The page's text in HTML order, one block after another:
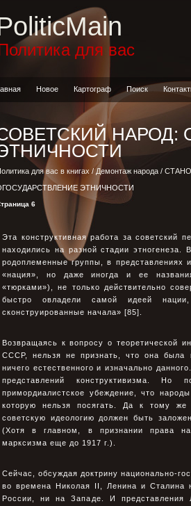
для вас
Новое Картограф Поиск
НАРОД:
для вас в книгах /Демонтаж народа /
ЭТНИЧНОСТИ
6
Эта конструктивная работа за
находились на разной стадии
родоплеменные группы, в представлениях
«нация», но даже иногда и ее
«тюрками»), не только действительно
быстро овладели самой идеей
сконструированные начала» [85].
Возвращаясь к вопросу о теоретической
СССР, нельзя не признать, что она была
ничего естественного и изначально
представлений конструктивизма. Но
примордиалистское убеждение, что
которую нельзя посягать. Да к тому
советскую идеологию должен быть
(Хотя в главном, в признании права
марксизма еще до 1917 г.).
Сейчас, обсуждая доктрину национально-
во времена Николая II, Ленина и Сталина
России, ни на Западе. И представления